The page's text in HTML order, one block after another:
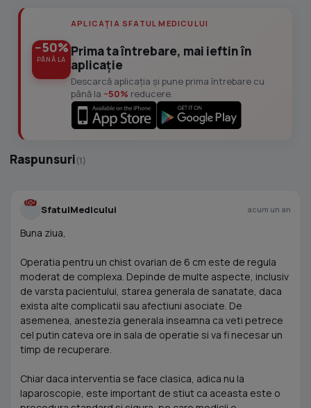
−50%
PÂNĂ LA
APLICAȚIA SFATUL MEDICULUI
Prima ta întrebare, mai ieftin în
aplicație
Descarcă aplicația și pune prima întrebare cu
până la −50% reducere.
Raspunsuri(1)
SfatulMedicului acum un an
Buna ziua,
Operatia pentru un chist ovarian de 6 cm este de regula
moderat de complexa. Depinde de multe aspecte, inclusiv
de varsta pacientului, starea generala de sanatate, daca
exista alte complicatii sau afectiuni asociate. De
asemenea, anestezia generala inseamna ca veti petrece
cel putin cateva ore in sala de operatie si va fi necesar un
timp de recuperare.
Chiar daca interventia se face clasica, adica nu la
laparoscopie, este important de stiut ca aceasta este o